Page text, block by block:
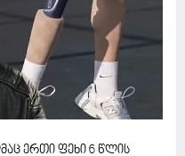
ერთი ფეხი 6 წლის